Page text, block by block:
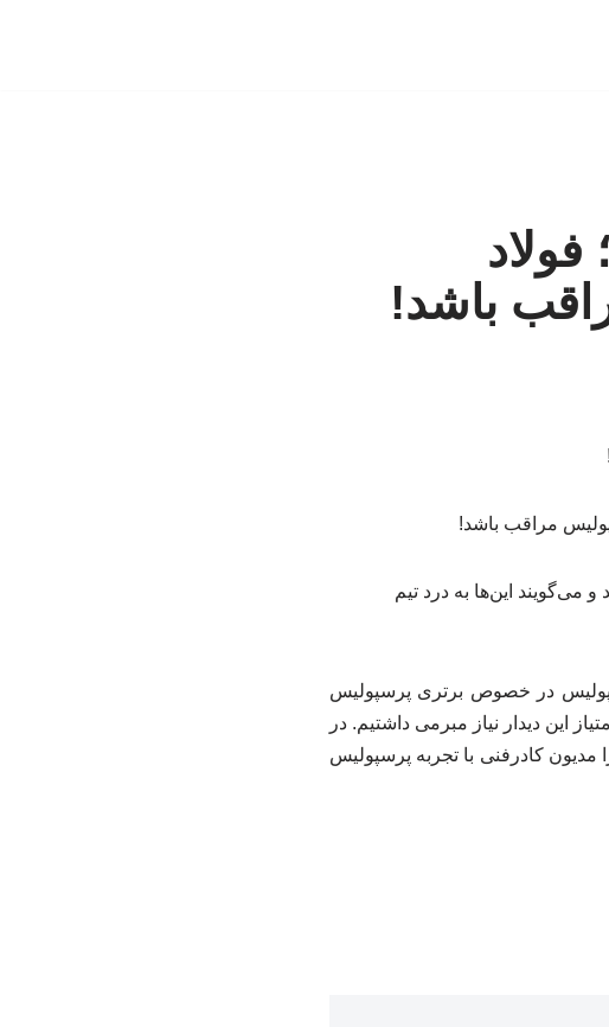
فولاد
باشد!
می‌گویند این‌ها به درد تیم
در خصوص برتری پرسپولیس
در هفته هفدهم لیگ برتر اظهار داشت: بعد از باخت مقابل فجر، به این ۳ امتیاز این دیدار نیاز مبرمی داشتیم. در
مدیون کادرفنی با تجربه پرسپولیس